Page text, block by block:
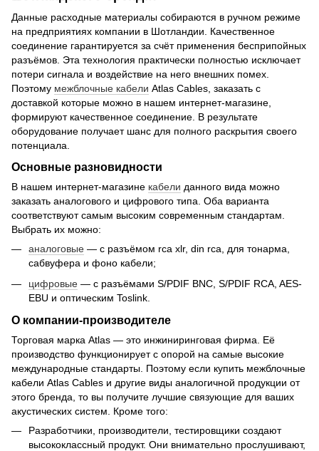
Данные расходные материалы собираются в ручном режиме
на предприятиях компании в Шотландии. Качественное
соединение гарантируется за счёт применения бесприпойных
разъёмов. Эта технология практически полностью исключает
потери сигнала и воздействие на него внешних помех.
Поэтому межблочные кабели Atlas Cables, заказать с
доставкой которые можно в нашем интернет-магазине,
формируют качественное соединение. В результате
оборудование получает шанс для полного раскрытия своего
потенциала.
Основные разновидности
В нашем интернет-магазине кабели данного вида можно
заказать аналогового и цифрового типа. Оба варианта
соответствуют самым высоким современным стандартам.
Выбрать их можно:
аналоговые — с разъёмом rca xlr, din rca, для тонарма,
сабвуфера и фоно кабели;
цифровые — с разъёмами S/PDIF BNC, S/PDIF RCA, AES-
EBU и оптическим Toslink.
О компании-производителе
Торговая марка Atlas — это инжиниринговая фирма. Её
производство функционирует с опорой на самые высокие
международные стандарты. Поэтому если купить межблочные
кабели Atlas Cables и другие виды аналогичной продукции от
этого бренда, то вы получите лучшие связующие для ваших
акустических систем. Кроме того:
Разработчики, производители, тестировщики создают
высококлассный продукт. Они внимательно прослушивают,